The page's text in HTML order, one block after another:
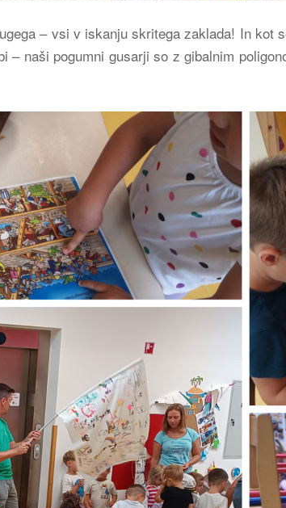
– vsi v iskanju skritega zaklada! In kot
naši pogumni gusarji so z gibalnim